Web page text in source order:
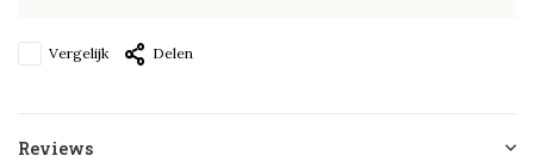
Vergelijk Delen
Reviews